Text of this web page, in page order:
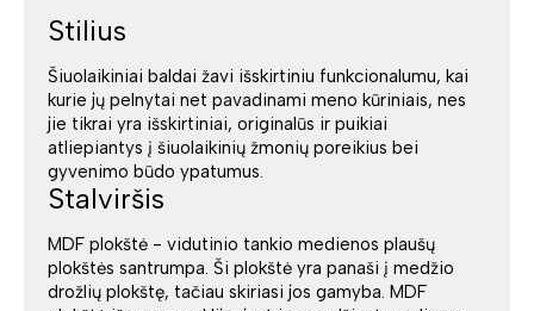
Stilius
Šiuolaikiniai baldai žavi išskirtiniu funkcionalumu, kai
kurie jų pelnytai net pavadinami meno kūriniais, nes
jie tikrai yra išskirtiniai, originalūs ir puikiai
atliepiantys į šiuolaikinių žmonių poreikius bei
gyvenimo būdo ypatumus.
Stalviršis
MDF plokštė - vidutinio tankio medienos plaušų
plokštės santrumpa. Ši plokštė yra panaši į medžio
drožlių plokštę, tačiau skiriasi jos gamyba. MDF